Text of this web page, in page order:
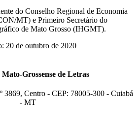
do Conselho Regional de Economia
MT) e Primeiro Secretário do
de Mato Grosso (IHGMT).
20 de outubro de 2020
Grossense de Letras
3869, Centro - CEP: 78005-300 - Cuiabá
- MT